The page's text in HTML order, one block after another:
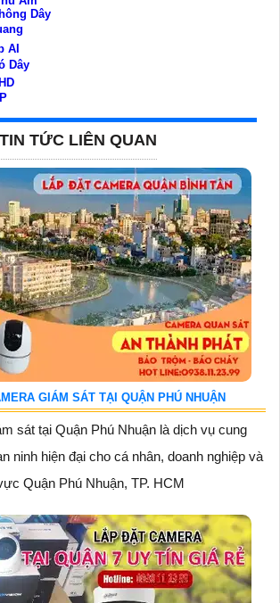
Dây
AI
Dây
TIN TỨC LIÊN QUAN
GIÁM SÁT TẠI QUẬN PHÚ NHUẬN
sát tại Quận Phú Nhuận là dịch vụ cung
ninh hiện đại cho cá nhân, doanh nghiệp và
Quận Phú Nhuận, TP. HCM